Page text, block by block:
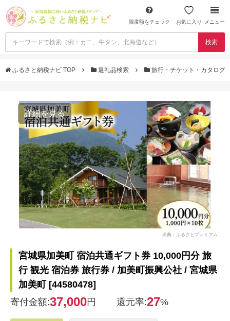
限度額をチェック お気に入り メニュー
検索
ふるさと納税ナビ TOP 返礼品検索 旅行・チケット・カタログ
詳細を見る
出典：ふるさとプレミアム
宮城県加美町 宿泊共通ギフト券 10,000円分 旅
行 観光 宿泊券 旅行券 / 加美町振興公社 / 宮城県
加美町 [44580478]
寄付金額:37,000円 還元率:27%